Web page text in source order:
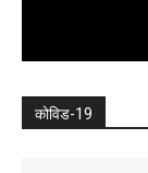
कोविड-19